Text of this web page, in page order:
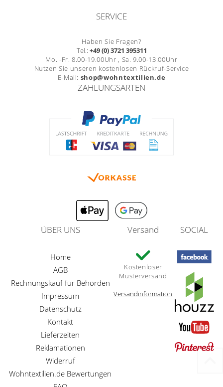
SERVICE
Haben Sie Fragen?
Tel.: +49 (0) 3721 395311
Mo. -Fr. 8.00-19.00Uhr , Sa. 9.00-13.00Uhr
Nutzen Sie unseren kostenlosen Rückruf-Service
E-Mail: shop@wohntextilien.de
ZAHLUNGSARTEN
ÜBER UNS
Home
AGB
Rechnungskauf für Behörden
Impressum
Datenschutz
Kontakt
Lieferzeiten
Reklamationen
Widerruf
Wohntextilien.de Bewertungen
Versand
Kostenloser
Musterversand
Versandinformation
SOCIAL